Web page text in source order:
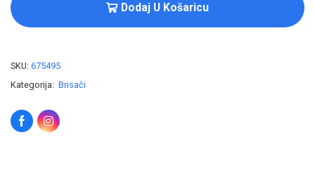
Dodaj U Košaricu
SKU: 675495
Kategorija: Brisači